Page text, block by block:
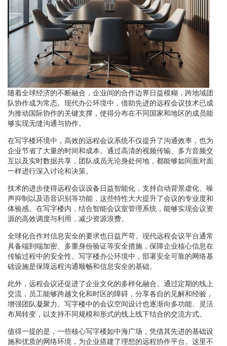
随着全球经济的不断融合，企业间的合作边界日益模糊，跨地域团
队协作成为常态。现代办公环境中，借助先进的远程会议技术已成
为推动国际协作的关键支撑，使得分布在不同国家和地区的成员能
够实现无缝沟通与协作。
在写字楼环境中，高效的远程会议系统不仅提升了沟通效率，也为
企业节省了大量的时间和成本。通过高清的视频传输、多方音频交
互以及实时数据共享，团队成员无论身处何地，都能够如同面对面
一样进行深入讨论和决策。
技术的进步使得远程会议设备日益智能化，支持自动背景虚化、噪
声抑制以及语音识别等功能，这些特性大大提升了会议的专业度和
体验感。在写字楼内，结合智能会议室管理系统，能够实现会议资
源的高效调度与利用，减少资源浪费。
全球化合作对信息安全的要求也日益严苛。现代远程会议平台通常
具备端到端加密、多重身份验证等安全措施，保障企业核心信息在
传输过程中的安全性。写字楼办公环境中，部署安全可靠的网络基
础设施是保障远程沟通顺畅和信息安全的基础。
此外，远程会议还促进了企业文化的多样化融合。通过定期的线上
交流，员工能够跨越文化和时区的障碍，分享各自的见解和经验，
增强团队凝聚力。写字楼中的会议空间设计也逐渐向多功能、灵活
布局转变，以支持不同规模和形式的线上线下结合的交流方式。
值得一提的是，一些核心写字楼如中海广场，凭借其先进的基础设
施和优质的网络环境，为企业搭建了理想的远程协作平台。这里不